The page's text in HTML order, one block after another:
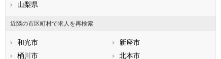
山梨県
近隣の市区町村で求人を再検索
和光市
新座市
桶川市
北本市